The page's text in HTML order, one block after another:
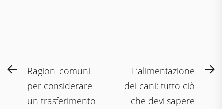
Navigazione
articoli
PreviousRagioni comuni
per considerare
un trasferimento
L’alimentazione
dei cani: tutto ciò
che devi sapere